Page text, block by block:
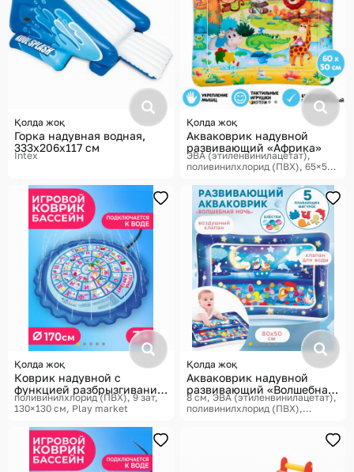
Қолда жоқ
Горка надувная водная,
333х206х117 см
Intex
Қолда жоқ
Акваковрик надувной
развивающий «Африка»
ЭВА (этиленвинилацетат),
поливинилхлорид (ПВХ), 65×50
Қолда жоқ
Коврик надувной с
функцией разбрызгивания
воды
поливинилхлорид (ПВХ), 9 зат,
130×130 см Play market
Қолда жоқ
Акваковрик надувной
развивающий «Волшебная
ночь»
8 см, ЭВА (этиленвинилацетат),
поливинилхлорид (ПВХ),